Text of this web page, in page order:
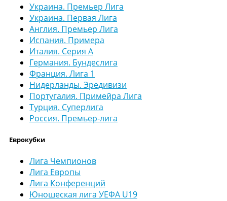
Украина. Премьер Лига
Украина. Первая Лига
Англия. Премьер Лига
Испания. Примера
Италия. Серия А
Германия. Бундеслига
Франция. Лига 1
Нидерланды. Эредивизи
Португалия. Примейра Лига
Турция. Суперлига
Россия. Премьер-лига
Еврокубки
Лига Чемпионов
Лига Европы
Лига Конференций
Юношеская лига УЕФА U19